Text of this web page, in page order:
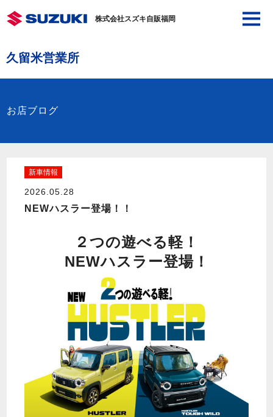
株式会社スズキ自販福岡
久留米営業所
お店ブログ
新車情報
2026.05.28
NEWハスラー登場！！
２つの遊べる軽！
NEWハスラー登場！